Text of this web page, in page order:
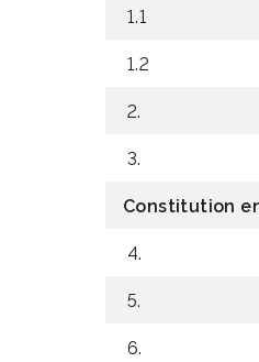
1.1
1.2
2.
3.
Constitution
4.
5.
6.